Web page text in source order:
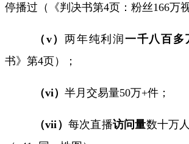
停播过（《判决书第4页：粉丝166万
（ v）两年纯利润一千八百多
书》第4页）；
（vi） 半月交易量50万+件；
（vii ） 每次直播访问量数十万